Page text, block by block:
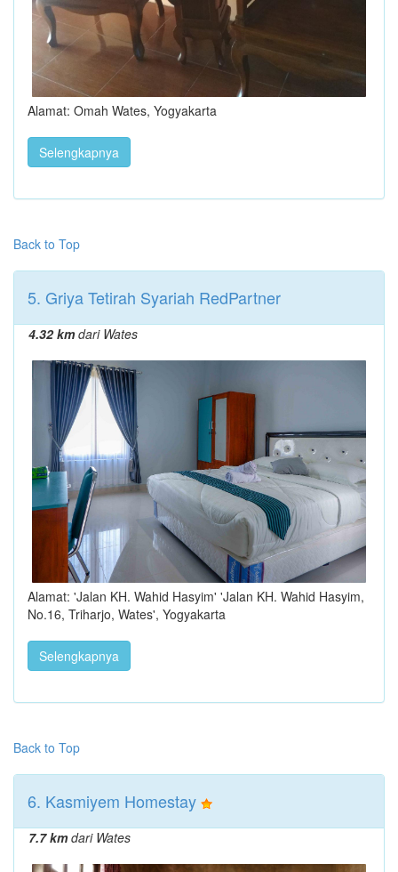
Alamat: Omah Wates, Yogyakarta
Selengkapnya
Back to Top
5. Griya Tetirah Syariah RedPartner
4.32 kmdari Wates
Alamat: 'Jalan KH. Wahid Hasyim' 'Jalan KH. Wahid Hasyim,
No.16, Triharjo, Wates', Yogyakarta
Selengkapnya
Back to Top
6. Kasmiyem Homestay
7.7 kmdari Wates